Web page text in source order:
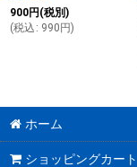
900円 (税別)
(税込 : 990 円)
ホーム
ショッピングカート